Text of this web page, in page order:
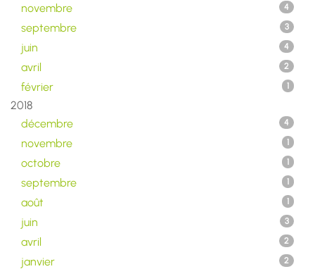
novembre
4
septembre 3
juin 4
avril 2
février 1
2018
décembre
4
novembre 1
octobre 1
septembre 1
août 1
juin 3
avril 2
janvier 2